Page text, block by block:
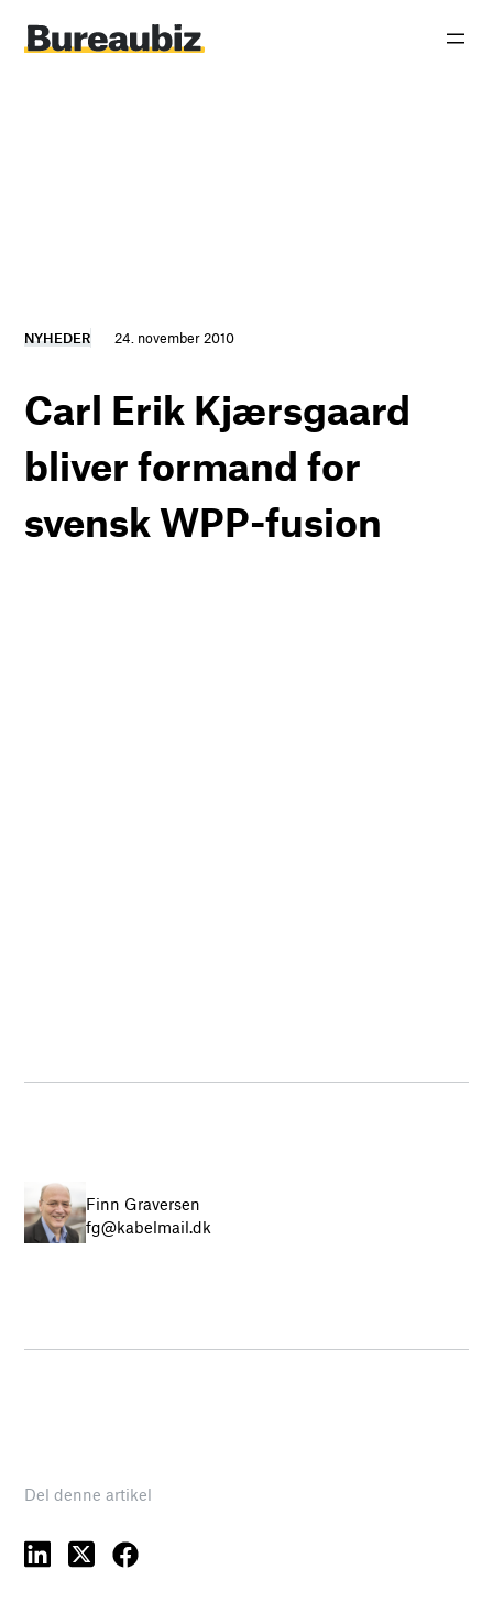
indhold
NYHEDER 24. november 2010
Carl Erik Kjærsgaard
bliver formand for
svensk WPP-fusion
Finn Graversen
fg@kabelmail.dk
Del denne artikel